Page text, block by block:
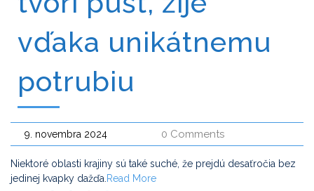
vďaka unikátnemu
potrubiu
9. novembra 2024 0 Comments
Niektoré oblasti krajiny sú také suché, že prejdú desaťročia bez
jedinej kvapky dažďa. Read More